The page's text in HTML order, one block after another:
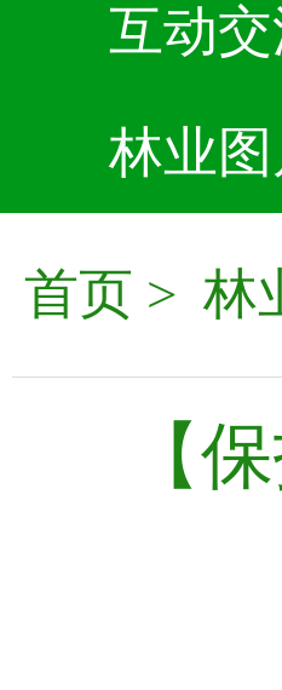
互动
林业
首页 > 林
【